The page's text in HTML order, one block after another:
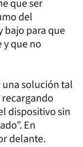
que ser
del
bajo para que
y que no
solución tal
dispositivo sin
En
delante.